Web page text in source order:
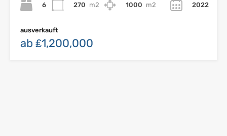
6
270 m2
1000 m2
2022
ausverkauft
ab ₤1,200,000